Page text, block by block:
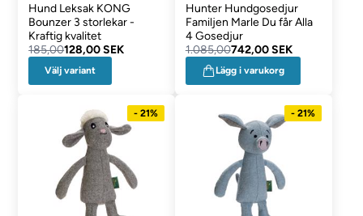
Hund Leksak KONG
Bounzer 3 storlekar -
Kraftig kvalitet
185,00128,00 SEK
Välj variant
Hunter Hundgosedjur
Familjen Marle Du får Alla
4 Gosedjur
1.085,00742,00 SEK
Lägg i varukorg
- 21% - 21%